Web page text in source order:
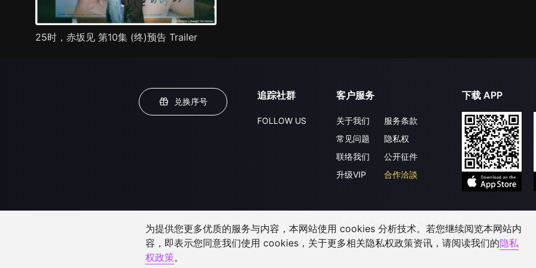
25时，赤坂见 第10集 (终)预告 Trailer
兑换序号
追踪社群
FOLLOW US
客户服务
关于我们
常见问题
联络我们
升级VIP
服务条款
隐私权
公开征件
合作洽談
下载 APP
为提供您更多优质的服务与内容，本网站使用 cookies 分析技术。若您继续阅览本网站内
容，即表示您同意我们使用 cookies，关于更多相关隐私权政策资讯，请阅读我们的隐私
权政策。